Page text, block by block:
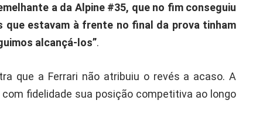
a da Alpine #35, que no fim conseguiu
que estavam à frente no final da prova tinham
alcançá-los”.
que a Ferrari não atribuiu o revés a acaso. A
fidelidade sua posição competitiva ao longo